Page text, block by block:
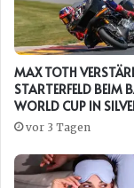
MAX TOTH
STARTERFELD BEIM
WORLD CUP IN
vor 3 Tagen